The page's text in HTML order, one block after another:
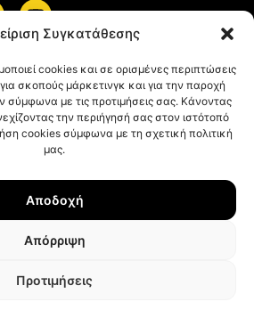
Συγκατάθεσης
cookies και σε ορισμένες περιπτώσεις
σκοπούς μάρκετινγκ και για την παροχή
σύμφωνα με τις προτιμήσεις σας. Κάνοντας
την περιήγησή σας στον ιστότοπό
cookies σύμφωνα με τη σχετική πολιτική
μας.
Αποδοχή
Απόρριψη
Προτιμήσεις
Όροι Χρήσης
Πολιτική Cookies